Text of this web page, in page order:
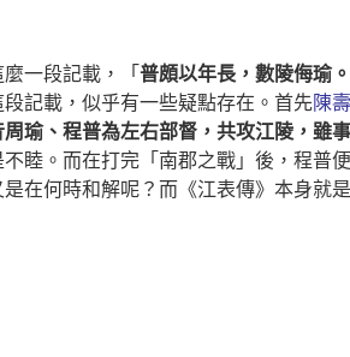
麼一段記載，「 普頗以年長，數陵侮瑜
段記載，似乎有一些疑點存在。首先陳壽
周瑜、程普為左右部督，共攻江陵，雖
睦。而在打完「南郡之戰」後，程普
在何時和解呢？而《江表傳》本身就